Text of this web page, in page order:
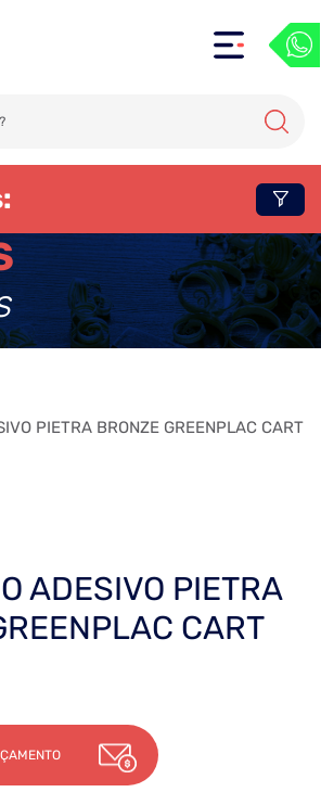
PIETRA BRONZE GREENPLAC CART
ADESIVO PIETRA
CART